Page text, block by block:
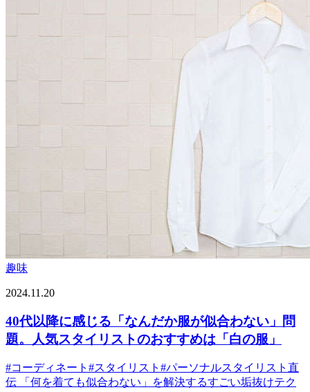
趣味
2024.11.20
40代以降に感じる「なんだか服が似合わない」問
題。人気スタイリストのおすすめは「白の服」
#コーディネート #スタイリスト #パーソナルスタイリスト直
伝 「何を着ても似合わない」を解決するすごい垢抜けテク